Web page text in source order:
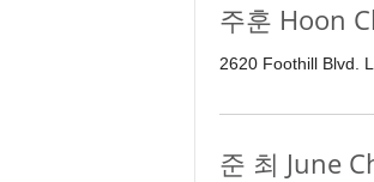
주훈 Hoon
2620 Foothill Blvd.
준 최 June